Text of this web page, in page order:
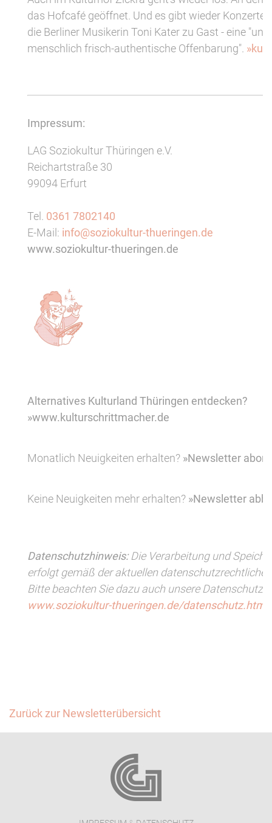
das Hofcafé geöffnet. Und es gibt wieder Konzerte!
die Berliner Musikerin Toni Kater zu Gast - eine
menschlich frisch-authentische Offenbarung".
Impressum:
LAG Soziokultur Thüringen e.V.
Reichartstraße 30
99094 Erfurt
Tel. 0361 7802140
E-Mail: info@soziokultur-thueringen.de
www.soziokultur-thueringen.de
Alternatives Kulturland Thüringen entdecken?
»www.kulturschrittmacher.de
Monatlich Neuigkeiten erhalten? »Newsletter
Keine Neuigkeiten mehr erhalten? »Newsletter
Datenschutzhinweis:Die Verarbeitung und
erfolgt gemäß der aktuellen
Bitte beachten Sie dazu auch unsere
www.soziokultur-thueringen.de/datenschutz.html
Zurück zur Newsletterübersicht